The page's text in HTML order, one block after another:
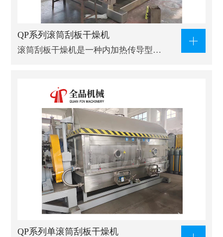
QP系列滚筒刮板干燥机
滚筒刮板干燥机是一种内加热传导型…
QP系列单滚筒刮板干燥机